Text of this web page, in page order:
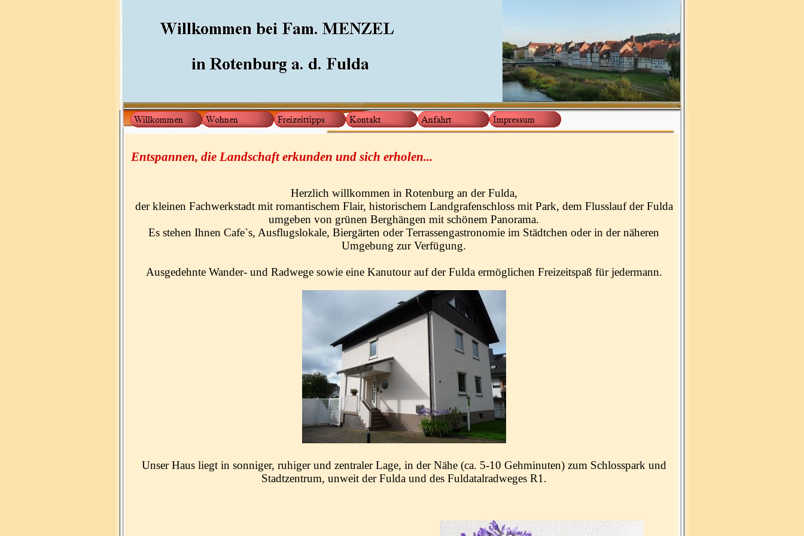
Entspannen, die Landschaft erkunden und sich erholen...
Herzlich willkommen in Rotenburg an der Fulda,
der kleinen Fachwerkstadt mit romantischem Flair, historischem Landgrafenschloss mit Park, dem Flusslauf der Fulda
umgeben von grünen Berghängen mit schönem Panorama.
Es stehen Ihnen Cafe`s, Ausflugslokale, Biergärten oder Terrassengastronomie im Städtchen oder in der näheren
Umgebung zur Verfügung.
Ausgedehnte Wander- und Radwege sowie eine Kanutour auf der Fulda ermöglichen Freizeitspaß für jedermann.
Unser Haus liegt in sonniger, ruhiger und zentraler Lage, in der Nähe (ca. 5-10 Gehminuten) zum Schlosspark und
Stadtzentrum, unweit der Fulda und des Fuldatalradweges R1.